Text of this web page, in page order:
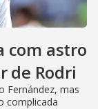
com astro
de Rodri
Fernández, mas
complicada